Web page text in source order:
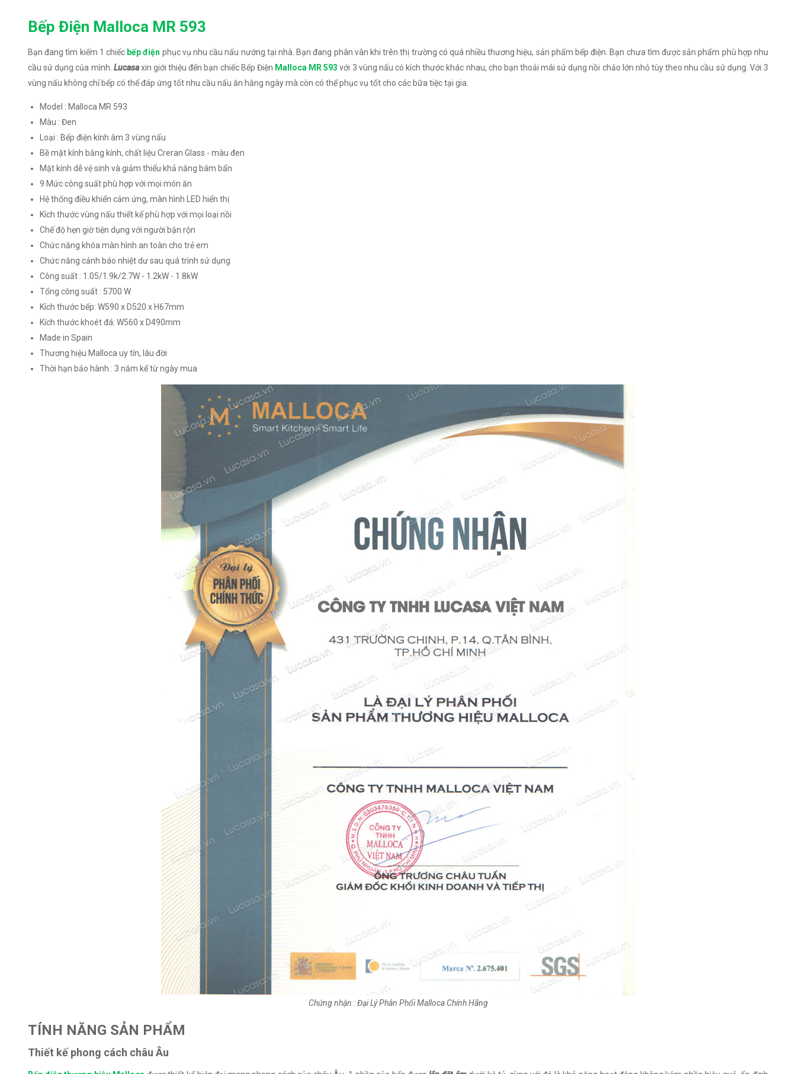
Bếp Điện Malloca MR 593
Bạn đang tìm kiếm 1 chiếc bếp điện phục vụ nhu cầu nấu nướng tại nhà. Bạn đang phân vân khi trên thị trường có quá nhiều thương hiệu, sản phẩm bếp điện. Bạn chưa tìm được sản phẩm phù hợp nhu
cầu sử dụng của mình. Lucasaxin giới thiệu đến bạn chiếc Bếp Điện Malloca MR 593 với 3 vùng nấu có kích thước khác nhau, cho bạn thoải mái sử dụng nồi chảo lớn nhỏ tùy theo nhu cầu sử dụng. Với 3
vùng nấu không chỉ bếp có thể đáp ứng tốt nhu cầu nấu ăn hằng ngày mà còn có thể phục vụ tốt cho các bữa tiệc tại gia.
Model : Malloca MR 593
Màu : Đen
Loại : Bếp điện kính âm 3 vùng nấu
Bề mặt kính bằng kính, chất liệu Creran Glass - màu đen
Mặt kính dễ vệ sinh và giảm thiểu khả năng bám bẩn
9 Mức công suất phù hợp với mọi món ăn
Hệ thống điều khiển cảm ứng, màn hình LED hiển thị
Kích thước vùng nấu thiết kế phù hợp với mọi loại nồi
Chế độ hẹn giờ tiện dụng với người bận rộn
Chức năng khóa màn hình an toàn cho trẻ em
Chức năng cảnh báo nhiệt dư sau quá trình sử dụng
Công suất : 1.05/1.9k/2.7W - 1.2kW - 1.8kW
Tổng công suất : 5700 W
Kích thước bếp: W590 x D520 x H67mm
Kích thước khoét đá: W560 x D490mm
Made in Spain
Thương hiệu Malloca uy tín, lâu đời
Thời hạn bảo hành : 3 năm kể từ ngày mua
Chứng nhận : Đại Lý Phân Phối Malloca Chính Hãng
TÍNH NĂNG SẢN PHẨM
Thiết kế phong cách châu Âu